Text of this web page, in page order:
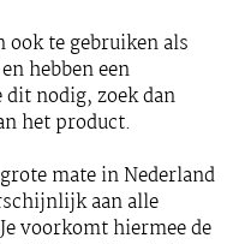
te gebruiken als
hebben een
nodig, zoek dan
het product.
mate in Nederland
aan alle
voorkomt hiermee de